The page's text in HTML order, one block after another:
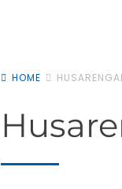
HOME